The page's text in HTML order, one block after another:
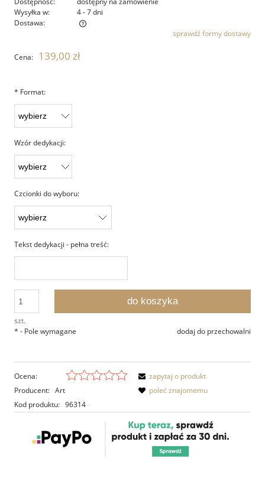
Wysyłka w:
4 - 7 dni
Dostawa:
Cena nie zawiera ewentualnych kosztów płatnościsprawdź formy dostawy
Cena: 139,00 zł
* Format:
Wzór dedykacji:
Czcionki do wyboru:
Tekst dedykacji - pełna treść:
szt.
do koszyka
dodaj do przechowalni
* - Pole wymagane
Ocena:
Producent: Art
Kod produktu: 96314
zapytaj o produkt
poleć znajomemu